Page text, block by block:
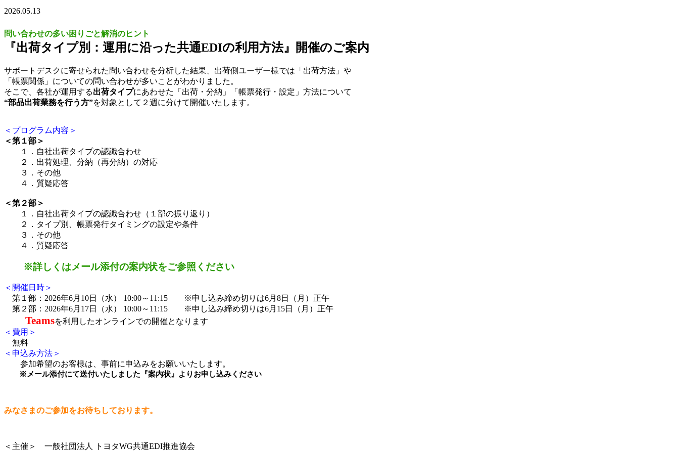
2026.05.13
問い合わせの多い困りごと解消のヒント
『出荷タイプ別：運用に沿った共通EDIの利用方法』 開催のご案内
サポートデスクに寄せられた問い合わせを分析した結果、出荷側ユーザー様では「出荷方法」や
「帳票関係」についての問い合わせが多いことがわかりました。
そこで、各社が運用する出荷タイプにあわせた「出荷・分納」「帳票発行・設定」方法について
“部品出荷業務を行う方”を対象として２週に分けて開催いたします。
＜プログラム内容＞
＜第１部＞
１．自社出荷タイプの認識合わせ
２．出荷処理、分納（再分納）の対応
３．その他
４．質疑応答
＜第２部＞
１．自社出荷タイプの認識合わせ（１部の振り返り）
２．タイプ別、帳票発行タイミングの設定や条件
３．その他
４．質疑応答
※詳しくはメール添付の案内状をご参照ください
＜開催日時＞
第１部：2026年6月10日（水） 10:00～11:15 ※申し込み締め切りは6月8日（月）正午
第２部：2026年6月17日（水） 10:00～11:15 ※申し込み締め切りは6月15日（月）正午
Teamsを利用したオンラインでの開催となります
＜費用＞
無料
＜申込み方法＞
参加希望のお客様は、事前に申込みをお願いいたします。
※メール添付にて送付いたしました『案内状』よりお申し込みください
みなさまのご参加をお待ちしております。
＜主催＞ 一般社団法人 トヨタWG共通EDI推進協会